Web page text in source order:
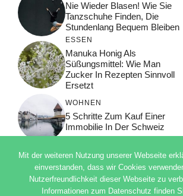
Nie Wieder Blasen! Wie Sie
Tanzschuhe Finden, Die
Stundenlang Bequem Bleiben
ESSEN
Manuka Honig Als
Süßungsmittel: Wie Man
Zucker In Rezepten Sinnvoll
Ersetzt
WOHNEN
5 Schritte Zum Kauf Einer
Immobilie In Der Schweiz
© 2026 ADSIMPLE
Mit der weiteren Nutzung unserer Webseite
einverstanden, dass wir Cookies
Nutzerfreundlichkeit dieser Webseite zu
Informationen zum Datenschutz finden